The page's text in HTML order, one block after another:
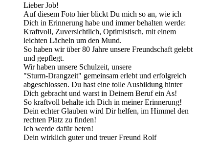
Lieber Job!
Auf diesem Foto hier blickt Du mich so an, wie ich
Dich in Erinnerung habe und immer behalten werde:
Kraftvoll, Zuversichtlich, Optimistisch, mit einem
leichten Lächeln um den Mund.
So haben wir über 80 Jahre unsere Freundschaft gelebt
und gepflegt.
Wir haben unsere Schulzeit, unsere
"Sturm-Drangzeit" gemeinsam erlebt und erfolgreich
abgeschlossen. Du hast eine tolle Ausbildung hinter
Dich gebracht und warst in Deinem Beruf ein As!
So kraftvoll behalte ich Dich in meiner Erinnerung!
Dein echter Glauben wird Dir helfen, im Himmel den
rechten Platz zu finden!
Ich werde dafür beten!
Dein wirklich guter und treuer Freund Rolf